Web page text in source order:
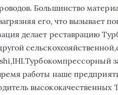
Большинство
его, что вызывает
делает реставрацию
работы наше
высококачественных